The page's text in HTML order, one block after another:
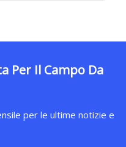
Per Il Campo Da
per le ultime notizie e